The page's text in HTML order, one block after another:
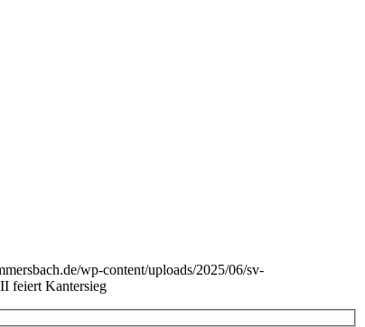
wp-content/uploads/2025/06/sv-
feiert Kantersieg